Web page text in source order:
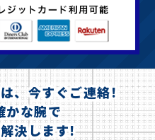
、今すぐご連絡!
かな腕で
決します!